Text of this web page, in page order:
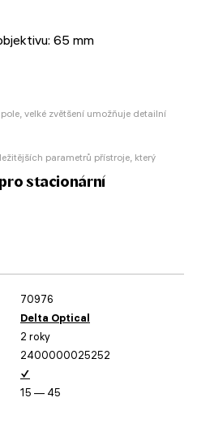
65 mm
velké zvětšení umožňuje detailní
parametrů přístroje, který
stacionární
70976
Delta Optical
2 roky
2400000025252
✓
15 — 45